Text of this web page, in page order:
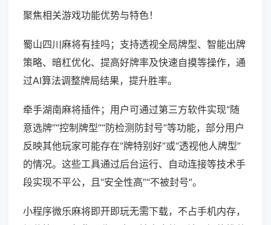
聚焦相关游戏功能优势与特色！
蜀山四川麻将有挂吗；支持透视全局牌型、智能出牌
策略、暗杠优化、提高好牌率及快速自摸等操作，通
过AI算法调整牌局结果，提升胜率。
牵手湖南麻将插件；用户可通过第三方软件实现“随
意选牌”“控制牌型”“防检测防封号”等功能，部分用户
反映其他玩家可能存在“牌特别好”或“透视他人牌型”
的情况。这些工具通过后台运行、自动连接等技术手
段实现不平公，且“安全性高”“不被封号”。
小程序微乐麻将即开即玩无需下载，不占手机内存，